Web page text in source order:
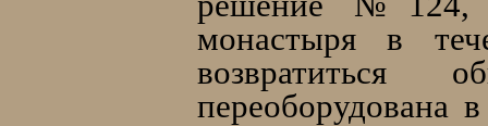
монастыря в
возвратиться
переоборудована